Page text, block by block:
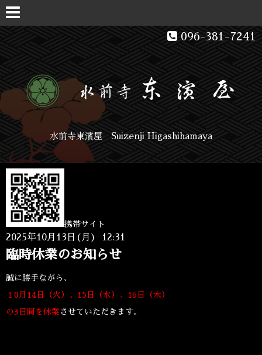
096-381-7241
水前寺東濱屋 Suizenji Higashihamaya
携帯サイト
2025年10月13日(月) 12:31
臨時休業のお知らせ
誠に勝手ながら、
１0月14日（火）、15日（水）、16日（木）
の3日間を休業 させていただきます。